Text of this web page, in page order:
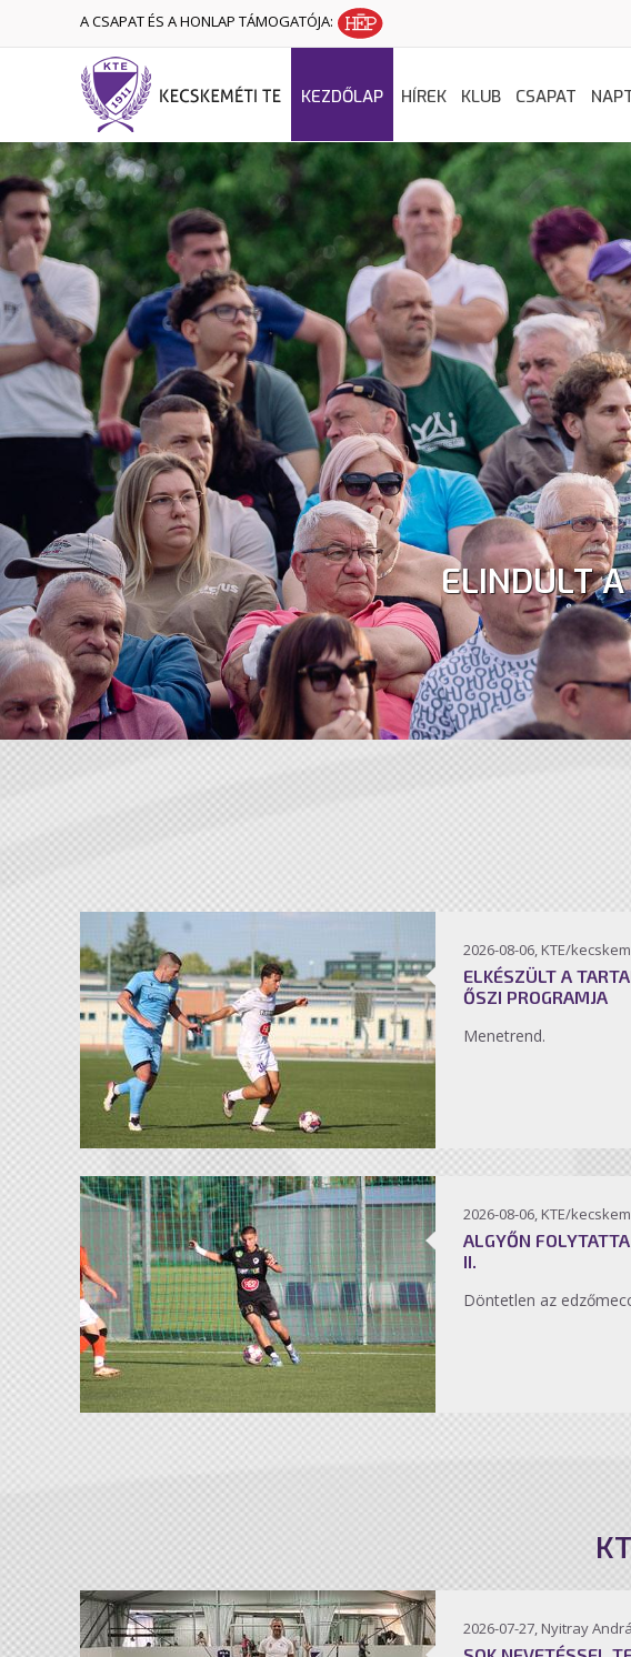
A CSAPAT ÉS A HONLAP TÁMOGATÓJA:
KEZDŐLAP HÍREK KLUB CSAPAT
ELINDULT
2026-08-06, KTE/
ELKÉSZÜLT A
ŐSZI PROGRAMJA
Menetrend.
2026-08-06, KTE/
ALGYŐN
II.
Döntetlen az
2026-07-27, Nyitray